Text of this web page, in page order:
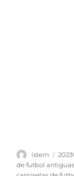
Autor
istern
el
2023
de futbol antiguas